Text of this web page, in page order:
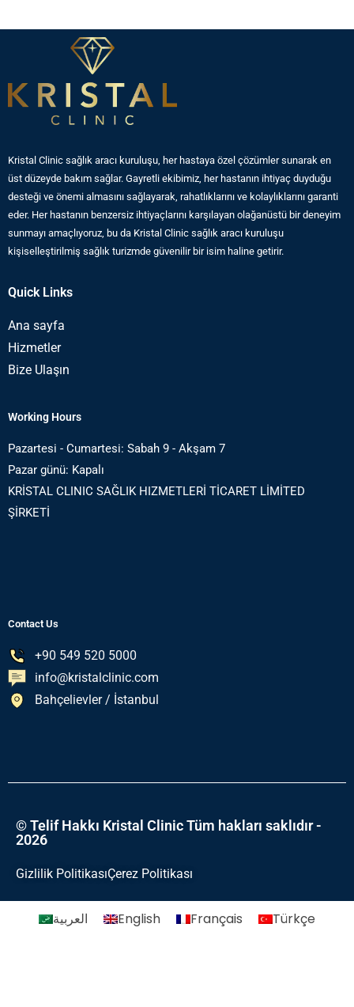
Kristal Clinic sağlık aracı kuruluşu, her hastaya özel çözümler sunarak en
üst düzeyde bakım sağlar. Gayretli ekibimiz, her hastanın ihtiyaç duyduğu
desteği ve önemi almasını sağlayarak, rahatlıklarını ve kolaylıklarını garanti
eder. Her hastanın benzersiz ihtiyaçlarını karşılayan olağanüstü bir deneyim
sunmayı amaçlıyoruz, bu da Kristal Clinic sağlık aracı kuruluşu
kişiselleştirilmiş sağlık turizmde güvenilir bir isim haline getirir.
Quick Links
Ana sayfa
Hizmetler
Bize Ulaşın
Working Hours
Pazartesi - Cumartesi: Sabah 9 - Akşam 7
Pazar günü: Kapalı
KRİSTAL CLINIC SAĞLIK HIZMETLERİ TİCARET LİMİTED
ŞİRKETİ
Contact Us
+90 549 520 5000
info@kristalclinic.com
Bahçelievler / İstanbul
© Telif Hakkı Kristal Clinic Tüm hakları saklıdır -
2026
Gizlilik PolitikasıÇerez Politikası
العربية English Français Türkçe